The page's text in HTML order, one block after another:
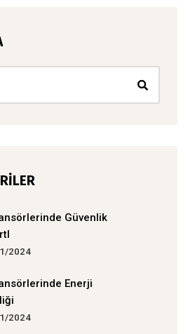
Güvenlik
2024
Enerji
2024